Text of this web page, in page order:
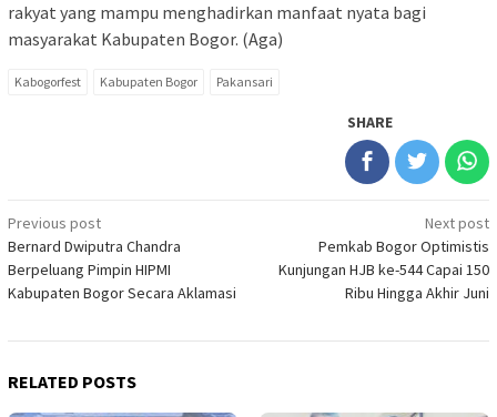
rakyat yang mampu menghadirkan manfaat nyata bagi
masyarakat Kabupaten Bogor. (Aga)
Kabogorfest Kabupaten Bogor Pakansari
SHARE
Post
navigation
Previous post
Bernard Dwiputra Chandra
Berpeluang Pimpin HIPMI
Kabupaten Bogor Secara Aklamasi
Next post
Pemkab Bogor Optimistis
Kunjungan HJB ke-544 Capai 150
Ribu Hingga Akhir Juni
RELATED POSTS